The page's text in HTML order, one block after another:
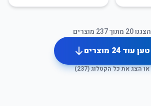
הצגנו20 מתוך237 מוצרים
טען עוד 24 מוצרים
או הצג את כל הקטלוג (237
)